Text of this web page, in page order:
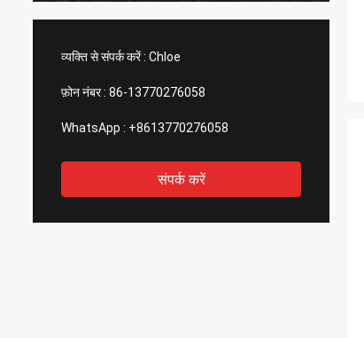
व्यक्ति से संपर्क करें : Chloe
फ़ोन नंबर : 86-13770276058
WhatsApp : +8613770276058
संपर्क करें